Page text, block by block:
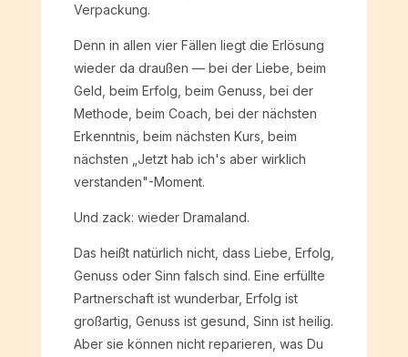
Verpackung.
Denn in allen vier Fällen liegt die Erlösung
wieder da draußen — bei der Liebe, beim
Geld, beim Erfolg, beim Genuss, bei der
Methode, beim Coach, bei der nächsten
Erkenntnis, beim nächsten Kurs, beim
nächsten „Jetzt hab ich's aber wirklich
verstanden"-Moment.
Und zack: wieder Dramaland.
Das heißt natürlich nicht, dass Liebe, Erfolg,
Genuss oder Sinn falsch sind. Eine erfüllte
Partnerschaft ist wunderbar, Erfolg ist
großartig, Genuss ist gesund, Sinn ist heilig.
Aber sie können nicht reparieren, was Du